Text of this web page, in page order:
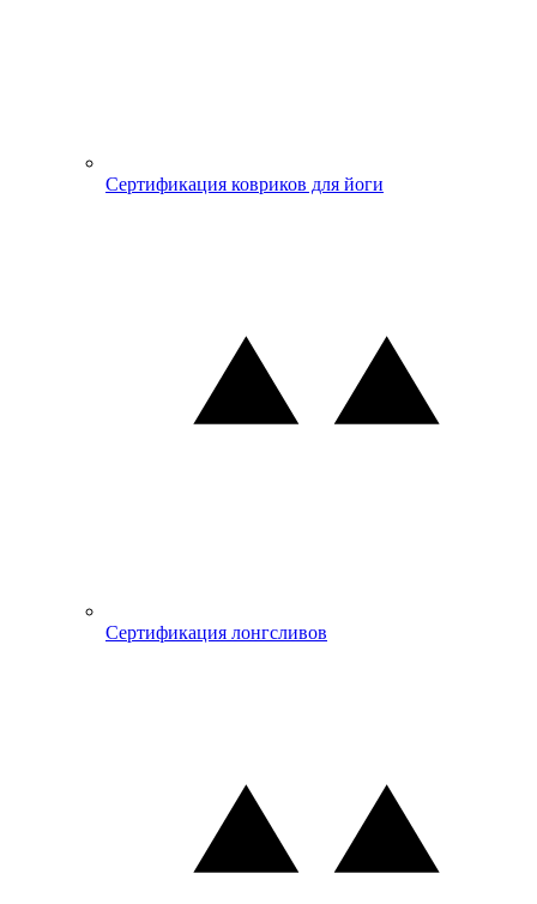
Сертификация ковриков для йоги
Сертификация лонгсливов